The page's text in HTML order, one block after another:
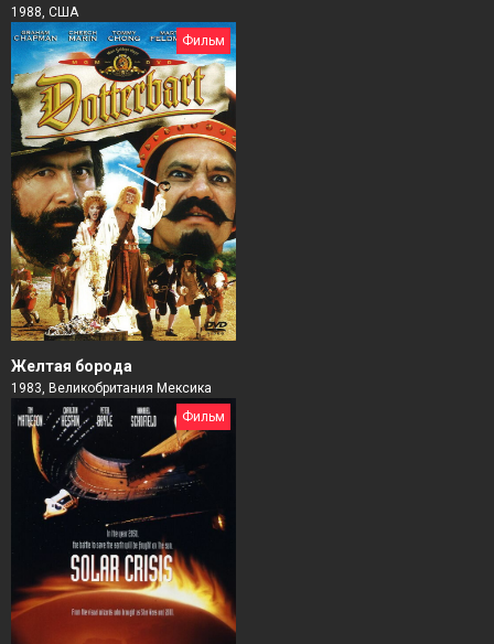
1988, США
Фильм
Желтая борода
1983, Великобритания Мексика
Фильм